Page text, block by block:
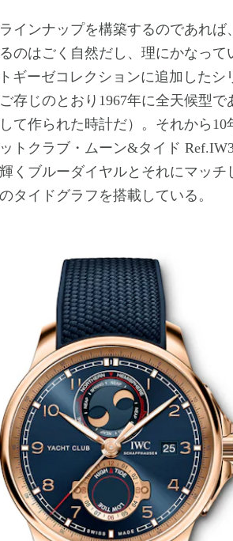
インナップを構築するのであれば
のはごく自然だし、理にかなって
ギーゼコレクションに追加したシ
存じのとおり1967年に全天候型で
て作られた時計だ）。それから
トクラブ・ムーン&タイド
くブルーダイヤルとそれにマッチ
タイドグラフを搭載している。